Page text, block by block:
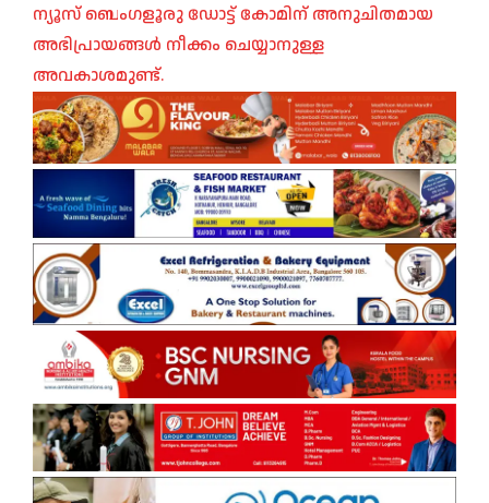
ന്യൂസ് ബെംഗളൂരു ഡോട്ട് കോമിന് അനുചിതമായ
അഭിപ്രായങ്ങൾ നീക്കം ചെയ്യാനുള്ള
അവകാശമുണ്ട്.